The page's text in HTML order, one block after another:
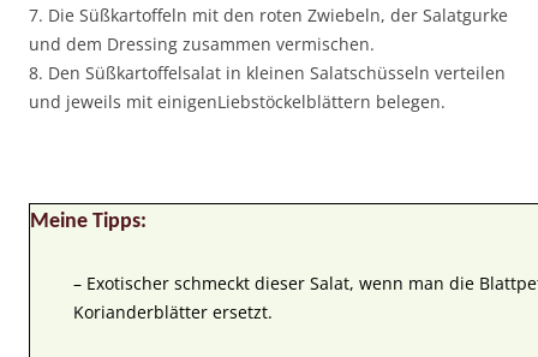
7. Die Süßkartoffeln mit den roten Zwiebeln, der Salatgurke
und dem Dressing zusammen vermischen.
8. Den Süßkartoffelsalat in kleinen Salatschüsseln verteilen
und jeweils mit einigenLiebstöckelblättern belegen.
Meine Tipps:
– Exotischer schmeckt dieser Salat, wenn man die
Korianderblätter ersetzt.